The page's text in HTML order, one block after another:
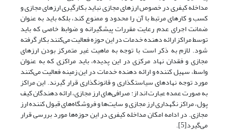
مداخله کیفری در خصوص ارزهای مجازی نباید بکارگیری ارزهای مجازی و
کسب و کارهای مرتبط با آن را محدود و ممنوع کند، بلکه باید به عنوان
ضمانت اجرای عدم رعایت مقررات پیشگیرانه و ضوابط خاصی که باید
توسط مراکز ارائه دهنده خدمات در این حوزه فعالیت‌ می‌کنند بکار گرفته
شود. لازم به ذکر است با توجه به ماهیت غیر متمرکز بودن ارزهای
مجازی و فقدان نهاد مرکزی در این پدیده، باید مراکزی که به عنوان
واسط، سهیل کننده و ارائه دهنده خدمات در این زمینه فعالیت‌ می‌کنند
مورد توجه نهادهای سیاستگذاری و قانونگذاری قرار گیرند. این مراکز
به صورت عمده عبارت اند از: صرافی‌های ارز مجازی، ارائه دهندگان کیف
پول، مراکز نگهداری ارز مجازی و سایت‌ها و فروشگاه‌های قبول کننده ارز
مجازی. در ادامه امکان مداخله کیفری در این حوزه‌ها مورد بررسی قرار‌
می‌گیرد[5].